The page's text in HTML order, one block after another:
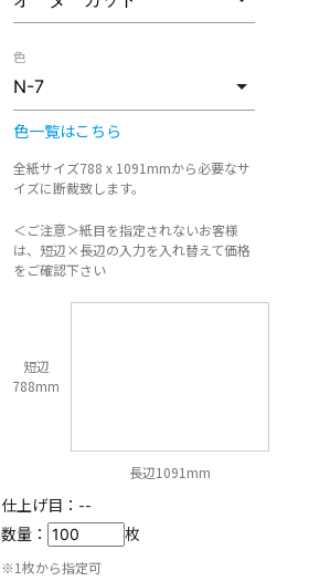
色
色一覧はこちら
全紙サイズ788 x 1091mmから必要なサ
イズに断裁致します。
＜ご注意＞紙目を指定されないお客様
は、短辺×長辺の入力を入れ替えて価格
をご確認下さい
短辺
788mm
長辺1091mm
仕上げ目： --
数量：
枚
※1枚から指定可